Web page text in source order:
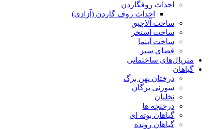
احداث روفگاردن
احداث روف گاردن (آزادی)
ساخت آلاچیق
ساخت استخر
ساخت آبنما
فضای سبز
متریال‌های ساختمانی
گیاهان
درختان پهن برگ
سوزنی برگان
نخلیان
درختچه ها
گیاهان بوته ای
گیاهان رونده